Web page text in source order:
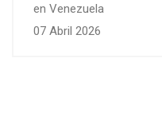
en Venezuela
07 Abril 2026